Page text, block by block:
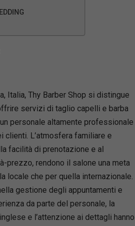
Italia, Thy Barber Shop si distingue
servizi di taglio capelli e barba
personale altamente professionale
L’atmosfera familiare e
facilità di prenotazione e al
prezzo, rendono il salone una meta
locale che per quella internazionale.
gestione degli appuntamenti e
da parte del personale, la
e l’attenzione ai dettagli hanno